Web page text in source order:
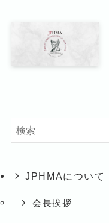
JPHMAについて
会長挨拶